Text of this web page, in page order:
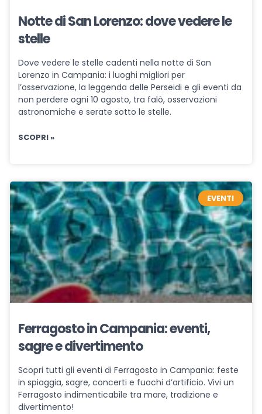
Notte di San Lorenzo: dove vedere le
stelle
Dove vedere le stelle cadenti nella notte di San
Lorenzo in Campania: i luoghi migliori per
l’osservazione, la leggenda delle Perseidi e gli eventi da
non perdere ogni 10 agosto, tra falò, osservazioni
astronomiche e serate sotto le stelle.
SCOPRI »
EVENTI
Ferragosto in Campania: eventi,
sagre e divertimento
Scopri tutti gli eventi di Ferragosto in Campania: feste
in spiaggia, sagre, concerti e fuochi d’artificio. Vivi un
Ferragosto indimenticabile tra mare, tradizione e
divertimento!